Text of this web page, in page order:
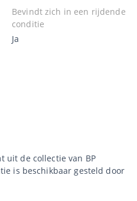
Bevindt zich in een rijdende
conditie
Ja
uit de collectie van BP
is beschikbaar gesteld door